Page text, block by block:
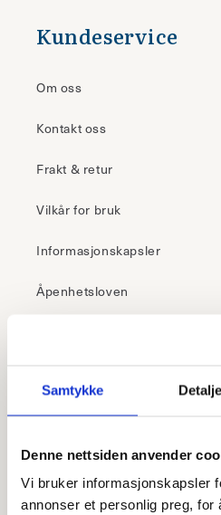
Samtykke
Denne nettsiden anvender
Vi bruker informasjonskapsler
annonser et personlig preg, for
Kundeservice
Om oss
Kontakt oss
Frakt & retur
Vilkår for bruk
Informasjonskapsler
Åpenhetsloven
Klikk & hent
Frakt fra 99,-
Fri retur i